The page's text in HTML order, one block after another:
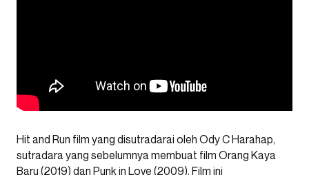
Hit and Run film yang disutradarai oleh Ody C Harahap,
sutradara yang sebelumnya membuat film Orang Kaya
Baru (2019) dan Punk in Love (2009). Film ini